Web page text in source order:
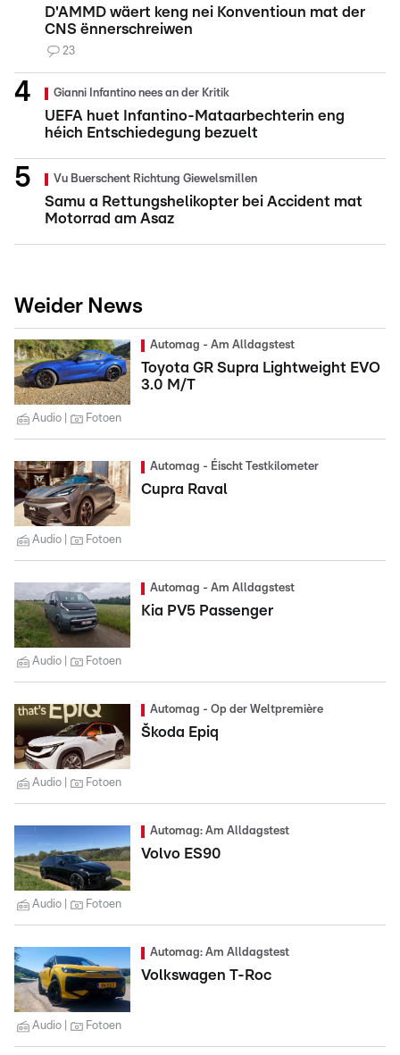
D'AMMD wäert keng nei Konventioun mat der
CNS ënnerschreiwen
23
Gianni Infantino nees an der Kritik
UEFA huet Infantino-Mataarbechterin eng
héich Entschiedegung bezuelt
Vu Buerschent Richtung Giewelsmillen
Samu a Rettungshelikopter bei Accident mat
Motorrad am Asaz
Weider News
Automag - Am Alldagstest
Toyota GR Supra Lightweight EVO
3.0 M/T
Audio Fotoen
Automag - Éischt Testkilometer
Cupra Raval
Audio Fotoen
Automag - Am Alldagstest
Kia PV5 Passenger
Audio Fotoen
Automag - Op der Weltpremière
Škoda Epiq
Audio Fotoen
Automag: Am Alldagstest
Volvo ES90
Audio Fotoen
Automag: Am Alldagstest
Volkswagen T-Roc
Audio Fotoen